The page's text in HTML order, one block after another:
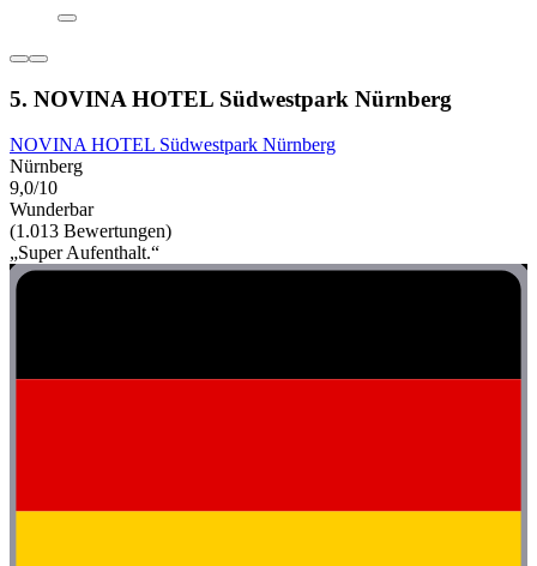
5. NOVINA HOTEL Südwestpark Nürnberg
NOVINA HOTEL Südwestpark Nürnberg
Nürnberg
9,0/10
Wunderbar
(1.013 Bewertungen)
„Super Aufenthalt.“